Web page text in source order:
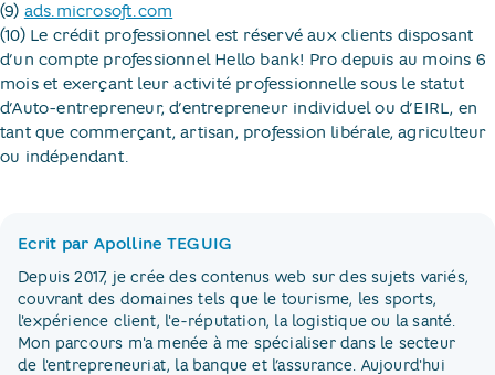
(9) ads.microsoft.com
(10) Le crédit professionnel est réservé aux clients disposant
d’un compte professionnel Hello bank! Pro depuis au moins 6
mois et exerçant leur activité professionnelle sous le statut
d’Auto-entrepreneur, d’entrepreneur individuel ou d’EIRL, en
tant que commerçant, artisan, profession libérale, agriculteur
ou indépendant.
Ecrit par Apolline TEGUIG
Depuis 2017, je crée des contenus web sur des sujets variés,
couvrant des domaines tels que le tourisme, les sports,
l'expérience client, l'e-réputation, la logistique ou la santé.
Mon parcours m'a menée à me spécialiser dans le secteur
de l'entrepreneuriat, la banque et l’assurance. Aujourd'hui